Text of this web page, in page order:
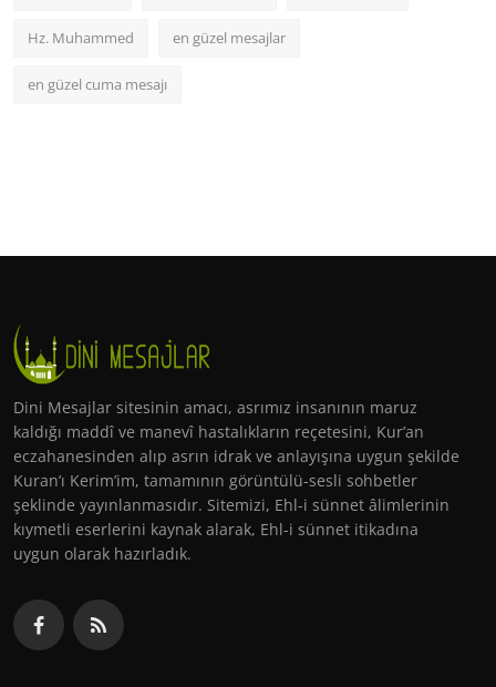
Hz. Muhammed en güzel mesajlar
en güzel cuma mesajı
Dini Mesajlar sitesinin amacı, asrımız insanının maruz
kaldığı maddî ve manevî hastalıkların reçetesini, Kur’an
eczahanesinden alıp asrın idrak ve anlayışına uygun şekilde
Kuran’ı Kerim’im, tamamının görüntülü-sesli sohbetler
şeklinde yayınlanmasıdır. Sitemizi, Ehl-i sünnet âlimlerinin
kıymetli eserlerini kaynak alarak, Ehl-i sünnet itikadına
uygun olarak hazırladık.